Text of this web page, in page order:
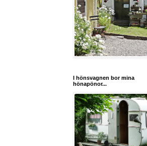
I hönsvagnen bor mina
hönapönor...